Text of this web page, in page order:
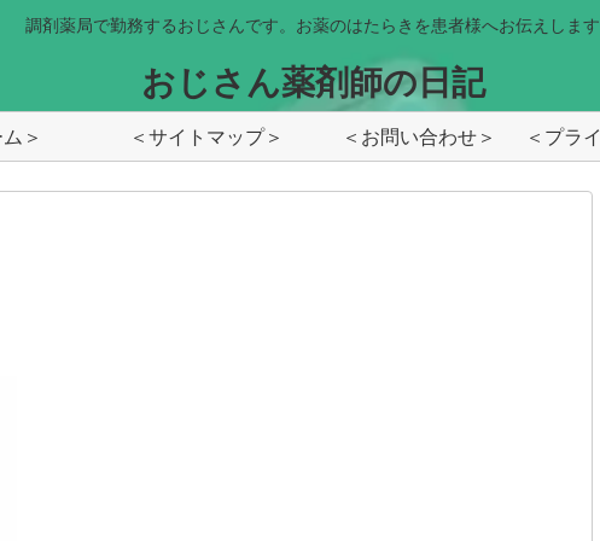
調剤薬局で勤務するおじさんです。お薬のはたらきを患者様へお伝えします
おじさん薬剤師の日記
＞ ＜サイトマップ＞ ＜お問い合わせ＞